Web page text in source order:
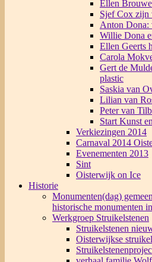
Ellen
Sjef Cox zijn
Anton Dona:
Willie Dona
Ellen Geerts
Carola
Gert de
plastic
Saskia van
Lilian van
Peter van
Start Kunst
Verkiezingen 2014
Carnaval 2014
Evenementen 2013
Sint
Oisterwijk on Ice
Historie
Monumenten(dag)
historische monumenten
Werkgroep Struikelstenen
Struikelstenen
Oisterwijkse